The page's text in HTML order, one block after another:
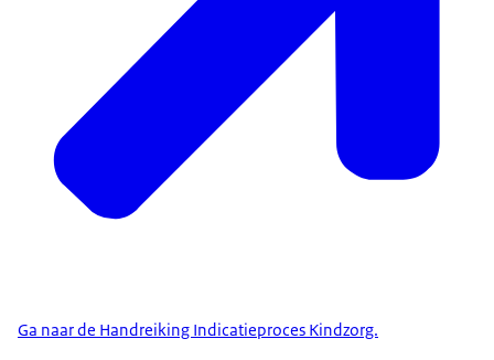
Ga naar de Handreiking Indicatieproces Kindzorg.